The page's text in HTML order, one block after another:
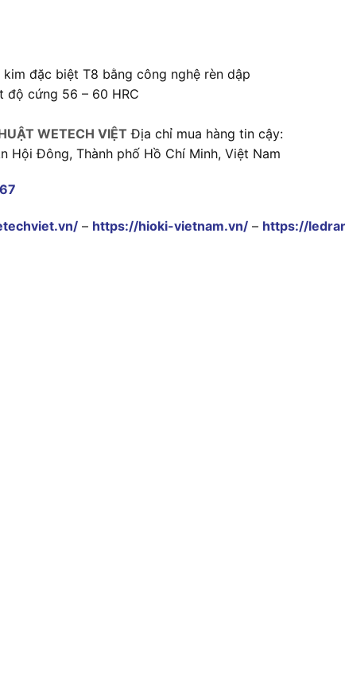
đặc biệt T8 bằng công nghệ rèn dập
cứng 56 – 60 HRC
WETECH VIỆT Địa chỉ mua hàng tin cậy:
Hội Đông, Thành phố Hồ Chí Minh, Việt Nam
– https://hioki-vietnam.vn/ – https://